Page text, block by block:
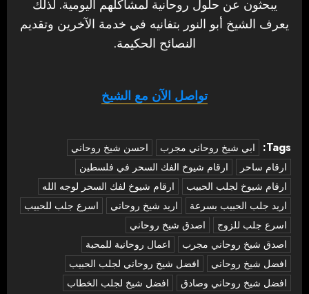
يبحثون عن حلول روحانية لمشاكلهم اليومية. لذلك
يعرف الشيخ أبو النور بتفانيه في خدمة الآخرين وتقديم
النصائح الحكيمة.
تواصل الآن مع الشيخ
Tags: ‏ابي شيخ روحاني مجرب
احسن شيخ روحاني
ارقام ساحر
ارقام شيوخ الفك السحر في فلسطين
ارقام شيوخ لجلب الحبيب
ارقام شيوخ لفك السحر لوجه الله
اريد جلب الحبيب بسرعة
اريد شيخ روحاني
اسرع جلب للحبيب
اسرع جلب للزوج
اصدق شيخ روحاني
اصدق شيخ روحاني مجرب
اعمال روحانية للمحبة
افضل شيخ روحاني
افضل شيخ روحاني لجلب الحبيب
افضل شيخ روحاني وصادق
افضل شيخ لجلب الخطاب